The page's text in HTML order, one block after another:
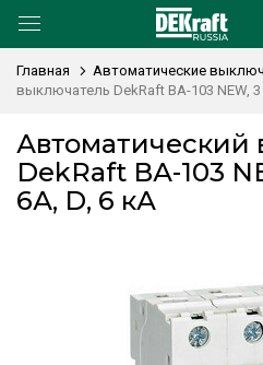
Главная Автоматические
выключатель DekRaft ВА-103 NEW,
Автоматический
DekRaft ВА-103
6А, D, 6 кА